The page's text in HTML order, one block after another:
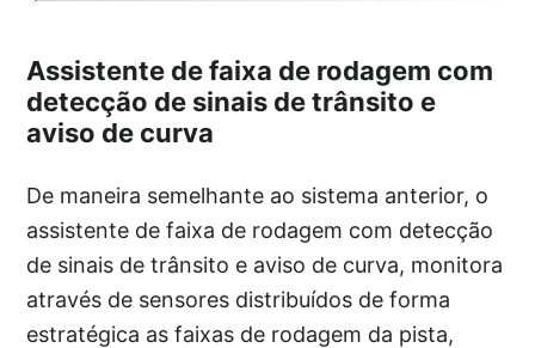
Assistente de faixa de rodagem com
detecção de sinais de trânsito e
aviso de curva
De maneira semelhante ao sistema anterior, o
assistente de faixa de rodagem com detecção
de sinais de trânsito e aviso de curva, monitora
através de sensores distribuídos de forma
estratégica as faixas de rodagem da pista,